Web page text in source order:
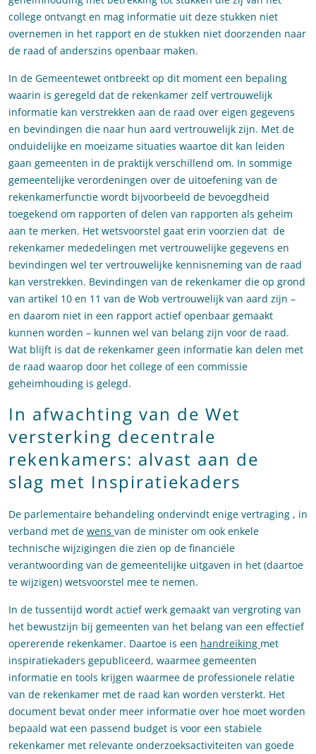
college ontvangt en mag informatie uit deze stukken niet
overnemen in het rapport en de stukken niet doorzenden naar
de raad of anderszins openbaar maken.
In de Gemeentewet ontbreekt op dit moment een bepaling
waarin is geregeld dat de rekenkamer zelf vertrouwelijk
informatie kan verstrekken aan de raad over eigen gegevens
en bevindingen die naar hun aard vertrouwelijk zijn. Met de
onduidelijke en moeizame situaties waartoe dit kan leiden
gaan gemeenten in de praktijk verschillend om. In sommige
gemeentelijke verordeningen over de uitoefening van de
rekenkamerfunctie wordt bijvoorbeeld de bevoegdheid
toegekend om rapporten of delen van rapporten als geheim
aan te merken. Het wetsvoorstel gaat erin voorzien dat de
rekenkamer mededelingen met vertrouwelijke gegevens en
bevindingen wel ter vertrouwelijke kennisneming van de raad
kan verstrekken. Bevindingen van de rekenkamer die op grond
van artikel 10 en 11 van de Wob vertrouwelijk van aard zijn –
en daarom niet in een rapport actief openbaar gemaakt
kunnen worden – kunnen wel van belang zijn voor de raad.
Wat blijft is dat de rekenkamer geen informatie kan delen met
de raad waarop door het college of een commissie
geheimhouding is gelegd.
In afwachting van de Wet
versterking decentrale
rekenkamers: alvast aan de
slag met Inspiratiekaders
De parlementaire behandeling ondervindt enige vertraging , in
verband met de wens van de minister om ook enkele
technische wijzigingen die zien op de financiële
verantwoording van de gemeentelijke uitgaven in het (daartoe
te wijzigen) wetsvoorstel mee te nemen.
In de tussentijd wordt actief werk gemaakt van vergroting van
het bewustzijn bij gemeenten van het belang van een effectief
opererende rekenkamer. Daartoe is een handreiking met
inspiratiekaders gepubliceerd, waarmee gemeenten
informatie en tools krijgen waarmee de professionele relatie
van de rekenkamer met de raad kan worden versterkt. Het
document bevat onder meer informatie over hoe moet worden
bepaald wat een passend budget is voor een stabiele
rekenkamer met relevante onderzoeksactiviteiten van goede